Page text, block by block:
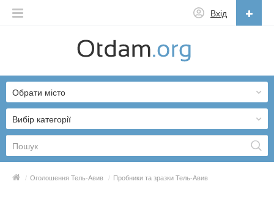
Вхід
English
Русский
Українська
Вибір категорії
Обрати місто
/ Оголошення Тель-Авив / Пробники та зразки Тель-Авив